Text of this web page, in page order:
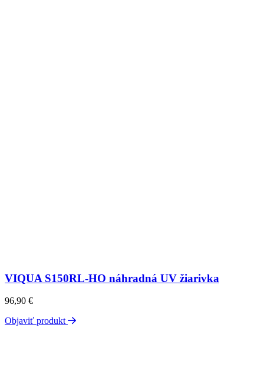
VIQUA S150RL-HO náhradná UV žiarivka
96,90 €
Objaviť produkt